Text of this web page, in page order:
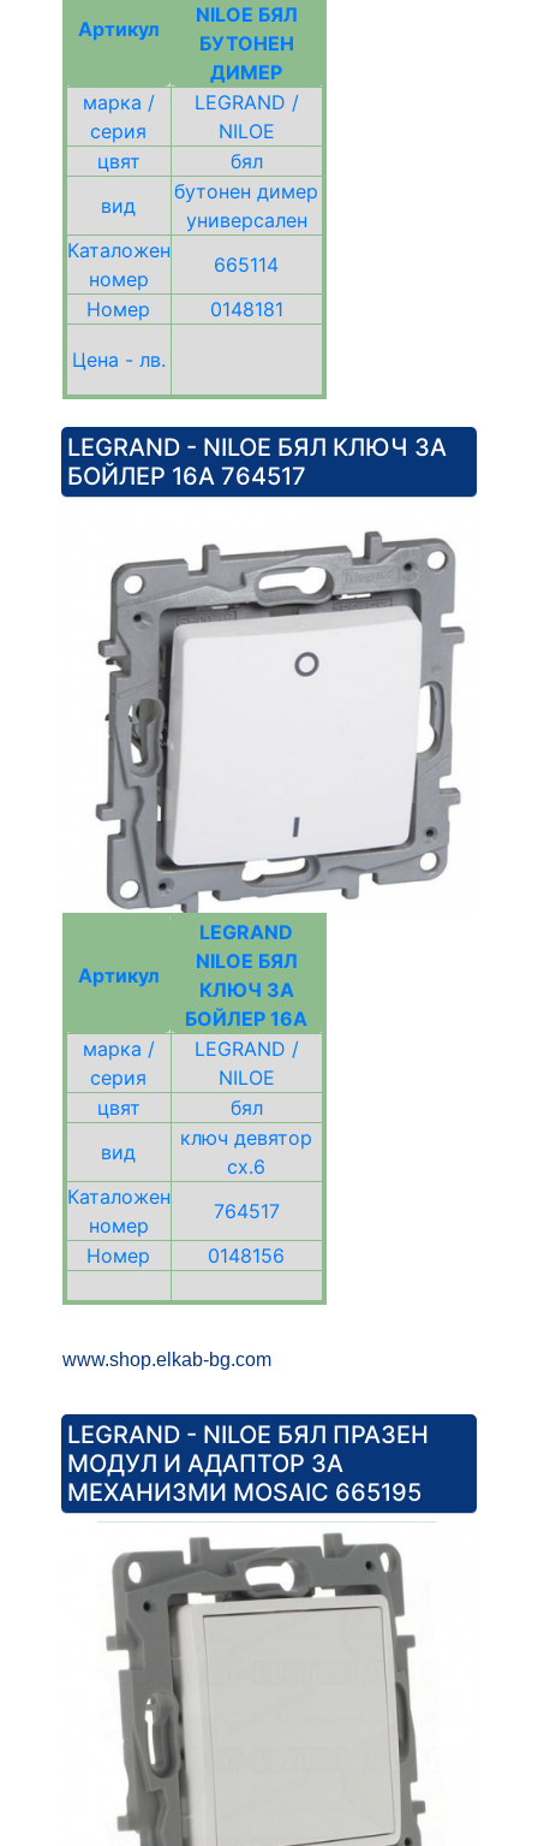
Артикул
NILOE БЯЛ
БУТОНЕН
ДИМЕР
марка /
серия
LEGRAND /
NILOE
цвят
бял
вид
бутонен димер
универсален
Каталожен
номер
665114
Номер
0148181
Цена - лв.
LEGRAND - NILOE БЯЛ КЛЮЧ ЗА
БОЙЛЕР 16А 764517
Артикул
LEGRAND
NILOE БЯЛ
КЛЮЧ ЗА
БОЙЛЕР 16А
марка /
серия
LEGRAND /
NILOE
цвят
бял
вид
ключ девятор
сх.6
Каталожен
номер
764517
Номер
0148156
www.shop.elkab-bg.com
LEGRAND - NILOE БЯЛ ПРАЗЕН
МОДУЛ И АДАПТОР ЗА
МЕХАНИЗМИ MOSAIC 665195